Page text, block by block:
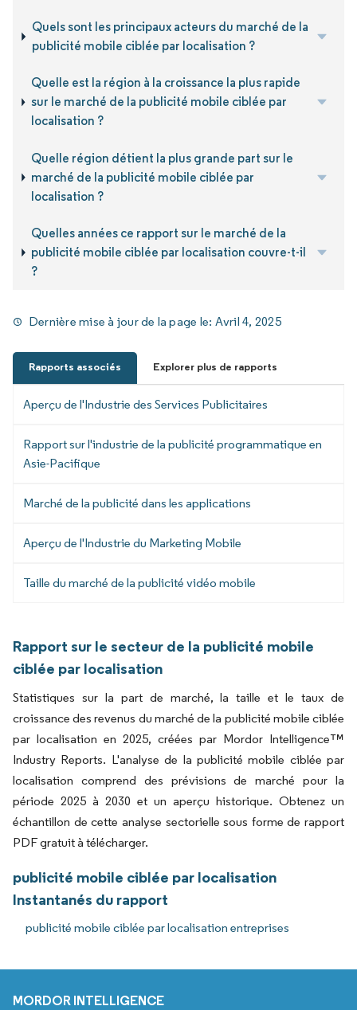
Quels sont les principaux acteurs du marché de la
publicité mobile ciblée par localisation ?
Quelle est la région à la croissance la plus rapide
sur le marché de la publicité mobile ciblée par
localisation ?
Quelle région détient la plus grande part sur le
marché de la publicité mobile ciblée par
localisation ?
Quelles années ce rapport sur le marché de la
publicité mobile ciblée par localisation couvre-t-il
?
Dernière mise à jour de la page le: Avril 4, 2025
Rapports associés Explorer plus de rapports
Aperçu de l'Industrie des Services Publicitaires
Rapport sur l'industrie de la publicité programmatique en
Asie-Pacifique
Marché de la publicité dans les applications
Aperçu de l'Industrie du Marketing Mobile
Taille du marché de la publicité vidéo mobile
Rapport sur le secteur de la publicité mobile
ciblée par localisation
Statistiques sur la part de marché, la taille et le taux de
croissance des revenus du marché de la publicité mobile ciblée
par localisation en 2025, créées par Mordor Intelligence™
Industry Reports. L'analyse de la publicité mobile ciblée par
localisation comprend des prévisions de marché pour la
période 2025 à 2030 et un aperçu historique. Obtenez un
échantillon de cette analyse sectorielle sous forme de rapport
PDF gratuit à télécharger.
publicité mobile ciblée par localisation
Instantanés du rapport
publicité mobile ciblée par localisation entreprises
MORDOR INTELLIGENCE